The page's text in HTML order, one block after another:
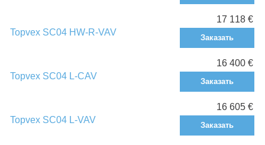
Topvex SC04 HW-R-VAV
17 118 €
Заказать
Topvex SC04 L-CAV
16 400 €
Заказать
Topvex SC04 L-VAV
16 605 €
Заказать